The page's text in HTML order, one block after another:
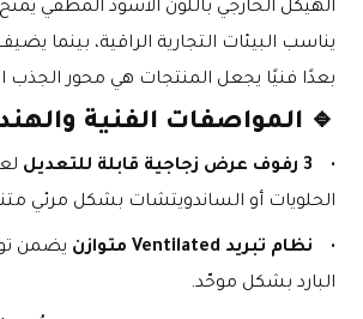
بعدًا فنيًا يجعل المنتجات هي محور الجذب
🔹 المواصفات الفنية
3 رفوف عرض زجاجية قابلة للتعديل
الحلويات أو الساندويتشات بشكل مرئي
نظام تبريد Ventilated متوازن
البارد بشكل موحّد.